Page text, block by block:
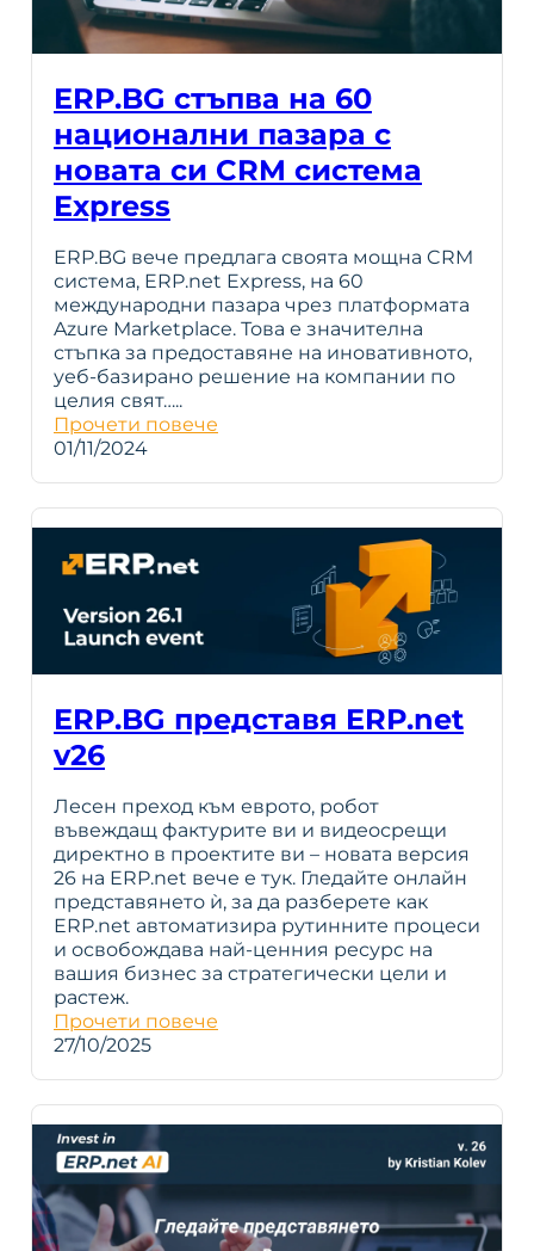
ERP.BG стъпва на 60
национални пазара с
новата си CRM система
Express
ERP.BG вече предлага своята мощна CRM
система, ERP.net Express, на 60
международни пазара чрез платформата
Azure Marketplace. Това е значителна
стъпка за предоставяне на иновативното,
уеб-базирано решение на компании по
целия свят…..
Прочети повече
01/11/2024
ERP.BG представя ERP.net
v26
Лесен преход към еврото, робот
въвеждащ фактурите ви и видеосрещи
директно в проектите ви – новата версия
26 на ERP.net вече е тук. Гледайте онлайн
представянето ѝ, за да разберете как
ERP.net автоматизира рутинните процеси
и освобождава най-ценния ресурс на
вашия бизнес за стратегически цели и
растеж.
Прочети повече
27/10/2025